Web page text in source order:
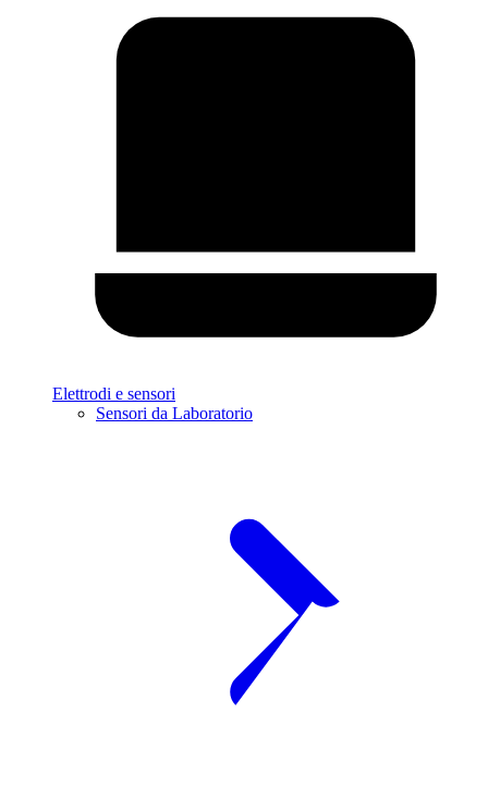
Elettrodi e sensori
Sensori da Laboratorio